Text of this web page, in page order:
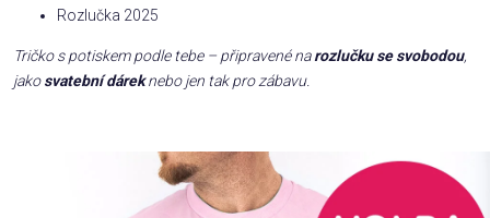
Rozlučka 2025
Tričko s potiskem podle tebe – připravené narozlučku se svobodou,
jakosvatební dáreknebo jen tak pro zábavu.